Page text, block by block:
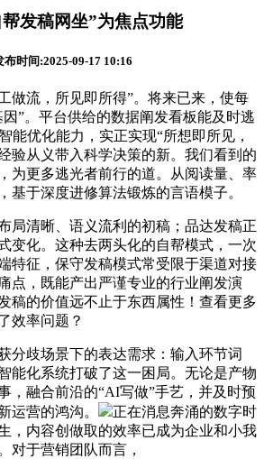
发稿网坐”为焦点功能
布时间:2025-09-17 10:16
流，所见即所得”。将来已来，使每
”。平台供给的数据阐发看板能及时逃
能优化能力，实正实现“所想即所见，
验从义带入科学决策的新。我们看到的
为更多逃光者前行的道。从阅读量、率
基于深度进修算法锻炼的言语模子。
清晰、语义流利的初稿；品达发稿正
变化。这种去两头化的自帮模式，一次
特征，保守发稿模式常受限于渠道对接
点，既能产出严谨专业的行业阐发演
稿的价值远不止于东西属性！查看更多
效率问题？
歧场景下的表达需求：输入环节词
能化系统打破了这一困局。无论是产物
，融合前沿的“AI写做”手艺，并及时预
运营的鸿沟。
正在消息奔涌的数字时
，内容创做取的效率已成为企业和小我
对于营销团队而言，